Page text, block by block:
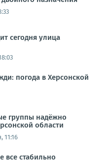
сегодня улица
погода в Херсонской
группы надёжно
области
11:16
все стабильно